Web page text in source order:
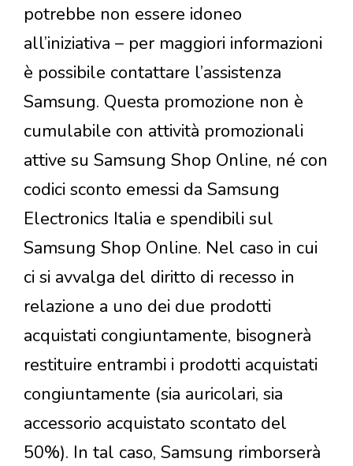
potrebbe non essere idoneo
all’iniziativa – per maggiori informazioni
è possibile contattare l’assistenza
Samsung. Questa promozione non è
cumulabile con attività promozionali
attive su Samsung Shop Online, né con
codici sconto emessi da Samsung
Electronics Italia e spendibili sul
Samsung Shop Online. Nel caso in cui
ci si avvalga del diritto di recesso in
relazione a uno dei due prodotti
acquistati congiuntamente, bisognerà
restituire entrambi i prodotti acquistati
congiuntamente (sia auricolari, sia
accessorio acquistato scontato del
50%). In tal caso, Samsung rimborserà